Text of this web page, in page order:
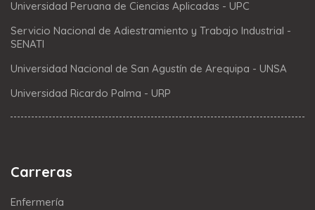
Universidad Peruana de Ciencias Aplicadas - UPC
Servicio Nacional de Adiestramiento y Trabajo Industrial -
SENATI
Universidad Nacional de San Agustín de Arequipa - UNSA
Universidad Ricardo Palma - URP
Carreras
Enfermería